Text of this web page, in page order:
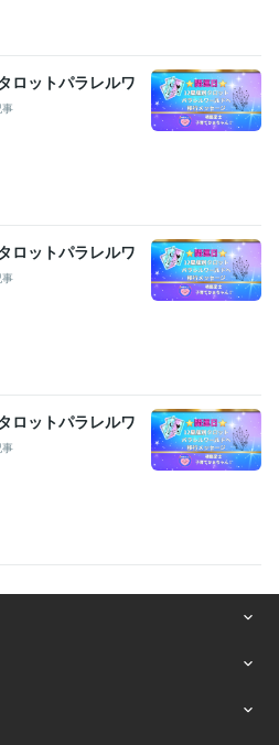
物(才能)鑑定】
仕事 家族の悩み
ロットパラレルワ
ロットパラレルワ
ロットパラレルワ